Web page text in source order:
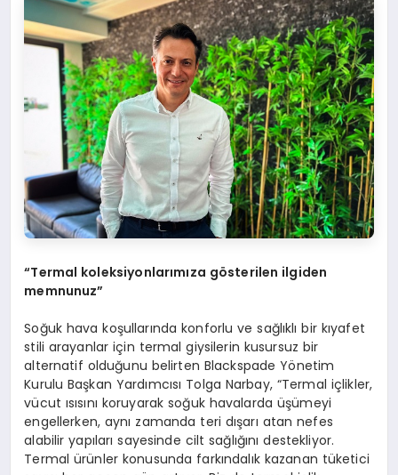
“Termal koleksiyonlarımıza gösterilen ilgiden
memnunuz”
Soğuk hava koşullarında konforlu ve sağlıklı bir kıyafet
stili arayanlar için termal giysilerin kusursuz bir
alternatif olduğunu belirten Blackspade Yönetim
Kurulu Başkan Yardımcısı Tolga Narbay, “Termal içlikler,
vücut ısısını koruyarak soğuk havalarda üşümeyi
engellerken, aynı zamanda teri dışarı atan nefes
alabilir yapıları sayesinde cilt sağlığını destekliyor.
Termal ürünler konusunda farkındalık kazanan tüketici